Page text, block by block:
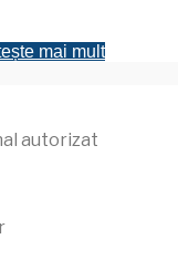
mai mult
autorizat